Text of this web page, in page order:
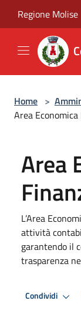
Regione Molise
Home >
Area
Area
L’Area
attività
garantendo il
trasparenza
Condividi